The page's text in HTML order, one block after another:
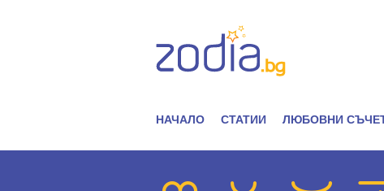
НАЧАЛО СТАТИИ ЛЮБОВНИ